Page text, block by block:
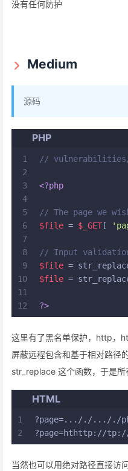
没有任何防护
Medium
源码
PHP
1
2
3
4
5
6
7
8
9
10
11
12
// vulnerabilities/
<?php
// The page we
$file = $_GET [
// Input
$file =
$file =
?>
这里有了黑名单保护，http，
屏蔽远程包含和基于相对路径
str_replace 这个函数，于是所
HTML
1
2
?page=..././..././
?page=hthttp://
当然也可以用绝对路径直接访